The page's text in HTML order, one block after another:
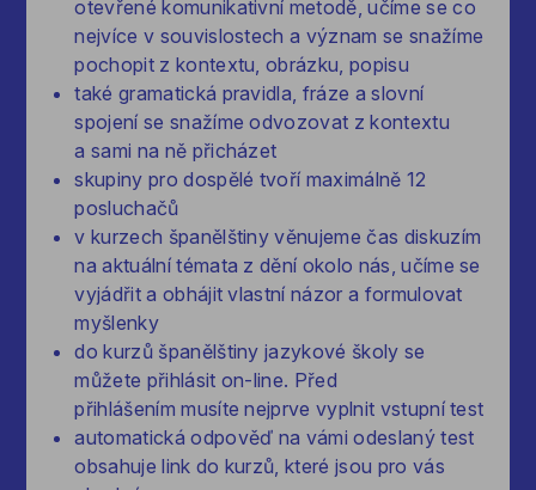
otevřené komunikativní metodě, učíme se co
nejvíce v souvislostech a význam se snažíme
pochopit z kontextu, obrázku, popisu
také gramatická pravidla, fráze a slovní
spojení se snažíme odvozovat z kontextu
a sami na ně přicházet
skupiny pro dospělé tvoří maximálně 12
posluchačů
v kurzech španělštiny věnujeme čas diskuzím
na aktuální témata z dění okolo nás, učíme se
vyjádřit a obhájit vlastní názor a formulovat
myšlenky
do kurzů španělštiny jazykové školy se
můžete přihlásit on-line. Před
přihlášením musíte nejprve vyplnit vstupní test
automatická odpověď na vámi odeslaný test
obsahuje link do kurzů, které jsou pro vás